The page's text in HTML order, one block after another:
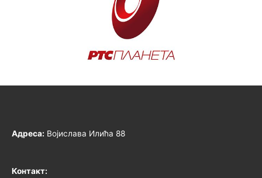
Адреса: Војислава Илића 88
Контакт: